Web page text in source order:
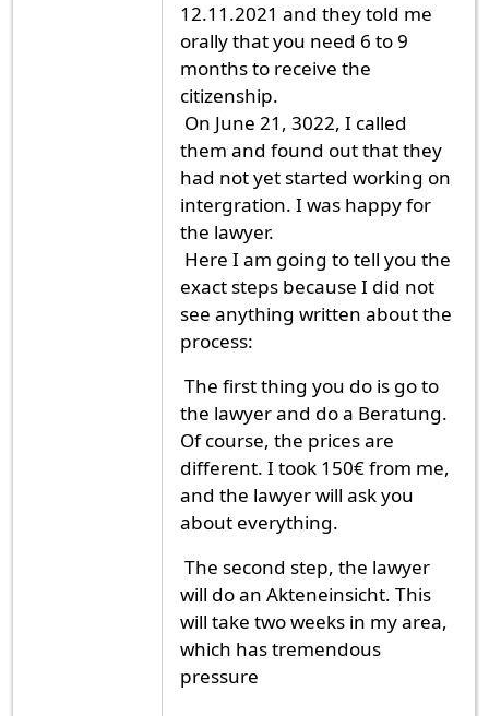
12.11.2021 and they told me
orally that you need 6 to 9
months to receive the
citizenship.
On June 21, 3022, I called
them and found out that they
had not yet started working on
intergration. I was happy for
the lawyer.
Here I am going to tell you the
exact steps because I did not
see anything written about the
process:
The first thing you do is go to
the lawyer and do a Beratung.
Of course, the prices are
different. I took 150€ from me,
and the lawyer will ask you
about everything.
The second step, the lawyer
will do an Akteneinsicht. This
will take two weeks in my area,
which has tremendous
pressure